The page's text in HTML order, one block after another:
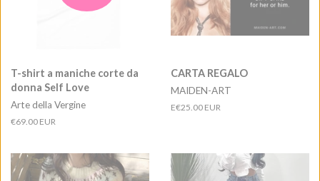
T-shirt a maniche corte da
donna Self Love
Arte della Vergine
Prezzo
€69.00 EUR
CARTA REGALO
MAIDEN-ART
E€25.00 EUR